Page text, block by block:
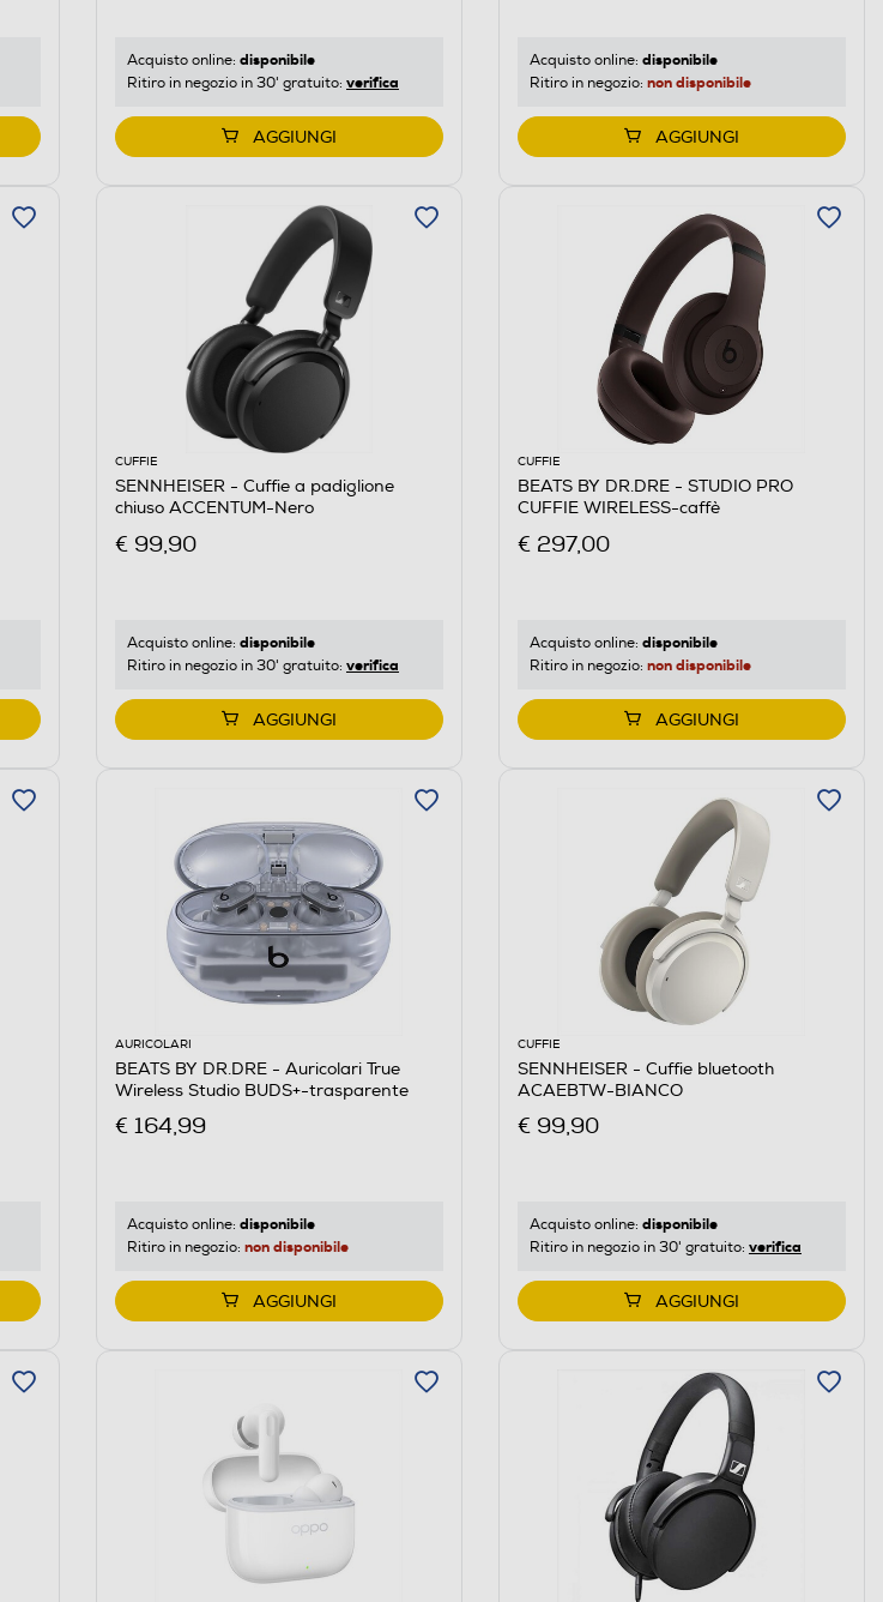
Acquisto online: disponibile
Ritiro in negozio in 30' gratuito: verifica
AGGIUNGI
Acquisto online: disponibile
Ritiro in negozio: non disponibile
AGGIUNGI
CUFFIE
SENNHEISER - Cuffie a padiglione
chiuso ACCENTUM-Nero
€ 99,90
Acquisto online: disponibile
Ritiro in negozio in 30' gratuito: verifica
AGGIUNGI
CUFFIE
BEATS BY DR.DRE - STUDIO PRO
CUFFIE WIRELESS-caffè
€ 297,00
Acquisto online: disponibile
Ritiro in negozio: non disponibile
AGGIUNGI
AURICOLARI
BEATS BY DR.DRE - Auricolari True
Wireless Studio BUDS+-trasparente
€ 164,99
Acquisto online: disponibile
Ritiro in negozio: non disponibile
AGGIUNGI
CUFFIE
SENNHEISER - Cuffie bluetooth
ACAEBTW-BIANCO
€ 99,90
Acquisto online: disponibile
Ritiro in negozio in 30' gratuito: verifica
AGGIUNGI